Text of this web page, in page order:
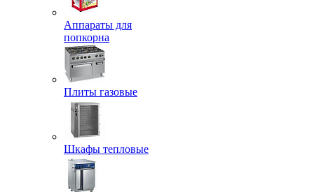
Аппараты для
попкорна
Плиты газовые
Шкафы тепловые